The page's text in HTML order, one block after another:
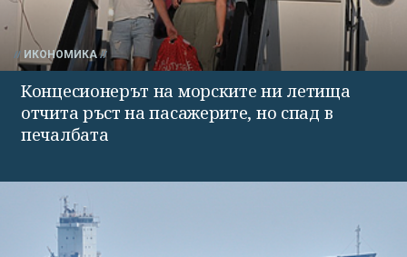
ИКОНОМИКА
Концесионерът на морските ни летища
отчита ръст на пасажерите, но спад в
печалбата